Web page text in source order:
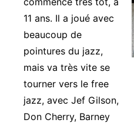
11 ans. Il a joué avec
beaucoup de
pointures du jazz,
mais va très vite se
tourner vers le free
jazz, avec Jef Gilson,
Don Cherry, Barney